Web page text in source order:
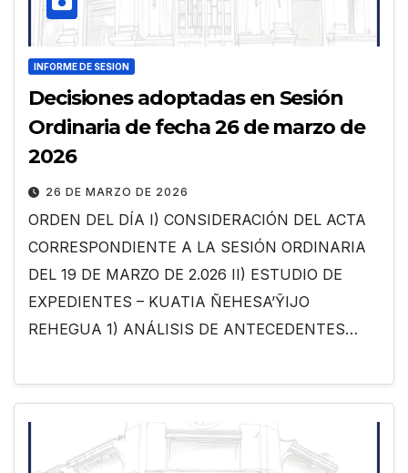
INFORME DE SESION
Decisiones adoptadas en Sesión
Ordinaria de fecha 26 de marzo de
2026
26 DE MARZO DE 2026
ORDEN DEL DÍA I) CONSIDERACIÓN DEL ACTA
CORRESPONDIENTE A LA SESIÓN ORDINARIA
DEL 19 DE MARZO DE 2.026 II) ESTUDIO DE
EXPEDIENTES – KUATIA ÑEHESA’ỸIJO
REHEGUA 1) ANÁLISIS DE ANTECEDENTES…